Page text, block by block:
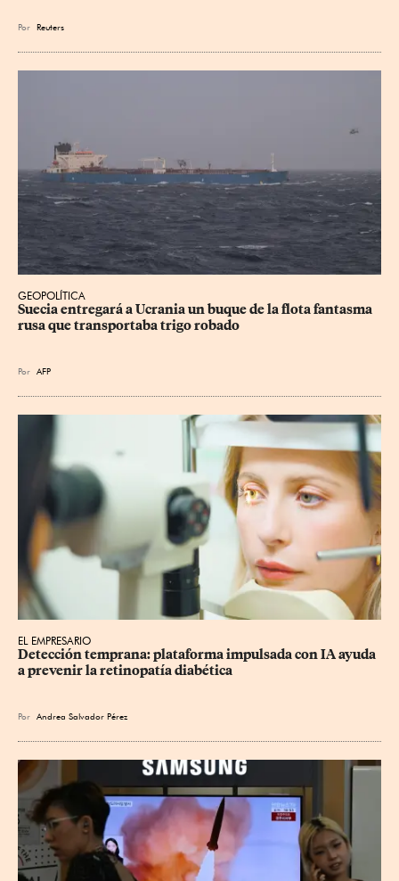
Por Reuters
GEOPOLÍTICA
Suecia entregará a Ucrania un buque de la flota fantasma
rusa que transportaba trigo robado
Por AFP
EL EMPRESARIO
Detección temprana: plataforma impulsada con IA ayuda
a prevenir la retinopatía diabética
Por Andrea Salvador Pérez